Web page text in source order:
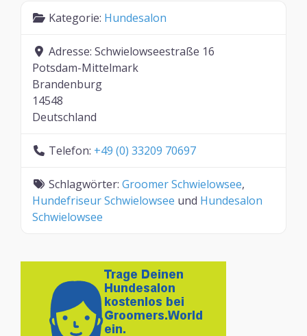
Kategorie: Hundesalon
Adresse: Schwielowseestraße 16
Potsdam-Mittelmark
Brandenburg
14548
Deutschland
Telefon: +49 (0) 33209 70697
Schlagwörter: Groomer Schwielowsee,
Hundefriseur Schwielowsee und Hundesalon
Schwielowsee